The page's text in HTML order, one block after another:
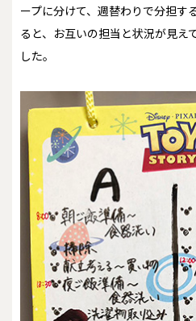
ープに分けて、週替わりで分担す
ると、お互いの担当と状況が見え
した。